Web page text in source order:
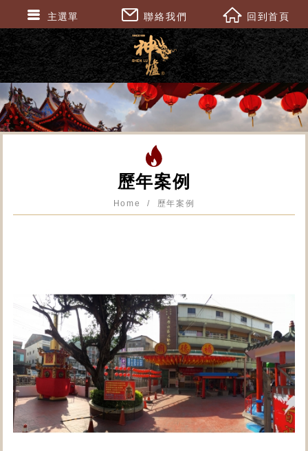
歷年案例
Home 歷年案例
主選單 聯絡我們 回到首頁